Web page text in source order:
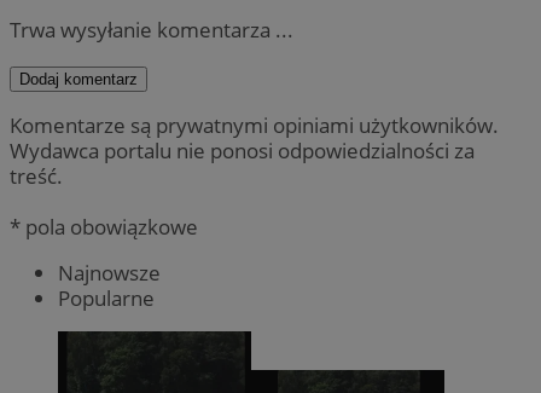
Trwa wysyłanie komentarza ...
Dodaj komentarz
Komentarze są prywatnymi opiniami użytkowników.
Wydawca portalu nie ponosi odpowiedzialności za
treść.
* pola obowiązkowe
Najnowsze
Popularne